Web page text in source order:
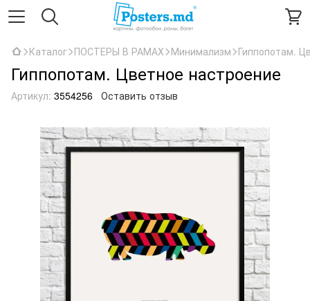
Каталог ПОСТЕРЫ В РАМАХ Минимализм Гиппопотам.
Гиппопотам. Цветное настроение
Артикул: 3554256 Оставить отзыв